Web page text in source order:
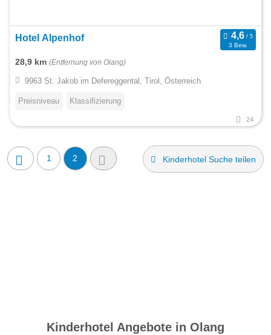
Hotel Alpenhof
3 Bew.
28,9 km (Entfernung von Olang)
9963 St. Jakob im Defereggental, Tirol, Österreich
Preisniveau Klassifizierung
24
1 2 Kinderhotel Suche teilen
Kinderhotel Angebote in Olang